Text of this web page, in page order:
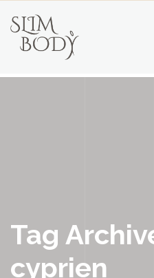
Tag
cyprien